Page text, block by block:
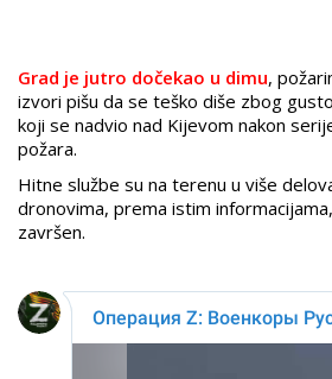
Grad je jutro dočekao u dimu,
izvori pišu da se teško diše zbog
koji se nadvio nad Kijevom nakon
požara.
Hitne službe su na terenu u više
dronovima, prema istim
završen.